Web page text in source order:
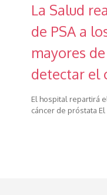
La Salud
de PSA a
mayores
detectar el
El hospital repartirá
cáncer de próstata